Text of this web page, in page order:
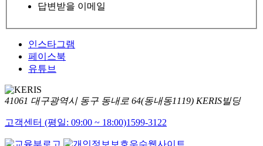
답변받을 이메일
인스타그램
페이스북
유튜브
41061 대구광역시 동구 동내로 64(동내동1119) KERIS빌딩
고객센터 (평일: 09:00 ~ 18:00)1599-3122